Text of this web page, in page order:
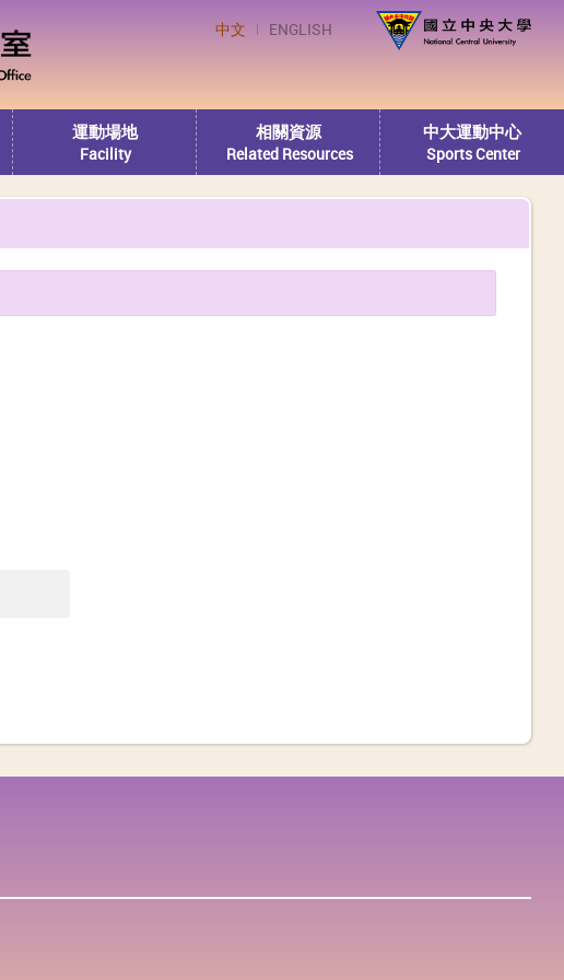
中文 ENGLISH
運動場地
Facility
相關資源
Related Resources
中大運動中心
Sports Center